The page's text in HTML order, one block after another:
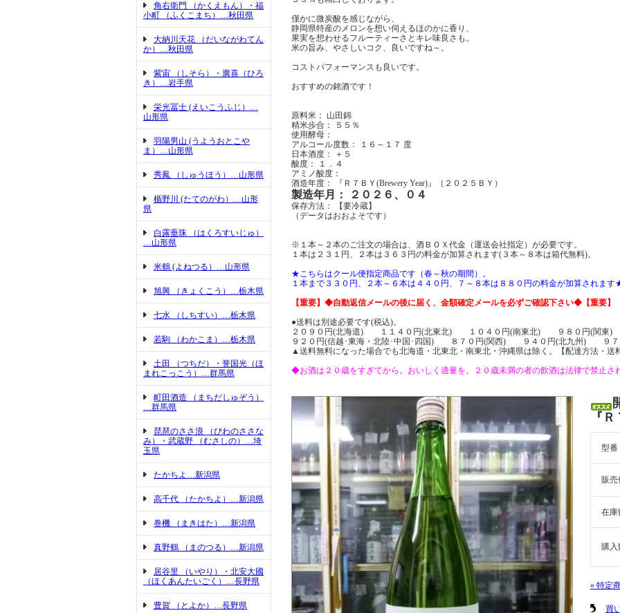
角右衛門 （かくえもん）・福
小町 （ふくこまち）…秋田県
大納川天花 （だいながわてん
か）…秋田県
紫宙 （しそら）・廣喜（ひろ
き）…岩手県
栄光冨士 (えいこうふじ）…
山形県
羽陽男山 (うようおとこや
ま）…山形県
秀鳳 （しゅうほう）…山形県
楯野川 (たてのがわ）…山形
県
白露垂珠 （はくろすいじゅ）
…山形県
米鶴 (よねつる）…山形県
旭興 （きょくこう）…栃木県
七水 （しちすい）…栃木県
若駒 （わかこま）…栃木県
土田 （つちだ）・誉国光（ほ
まれこっこう）…群馬県
町田酒造 （まちだしゅぞう）
…群馬県
琵琶のささ浪 （びわのささな
み）・武蔵野 （むさしの）…埼
玉県
たかちよ…新潟県
高千代 （たかちよ）…新潟県
巻機 （まきはた）…新潟県
真野鶴 （まのつる）…新潟県
居谷里 （いやり）・北安大國
（ほくあんたいごく）…長野県
豊賀 （とよか）…長野県
僅かに微炭酸を感じながら、
静岡県特産のメロンを想い伺えるほのかに香り、
果実を想わせるフルーティーさとキレ味良さも。
米の旨み、やさしいコク、良いですね～。
コストパフォーマンスも良いです。
おすすめの銘酒です！
原料米： 山田錦
精米歩合： ５５％
使用酵母：
アルコール度数： １６～１７ 度
日本酒度： ＋５
酸度： １．４
アミノ酸度：
酒造年度： 『Ｒ７ＢＹ(Brewery Year)』（２０２５ＢＹ）
製造年月： ２０２６、０４
保存方法： 【要冷蔵】
（データはおおよそです）
※１本～２本のご注文の場合は、酒ＢＯＸ代金（運送会社指定）が必要です。
１本は２３１円、２本は３６３円の料金が加算されます(３本～８本は箱代無料)。
★こちらはクール便指定商品です（春～秋の期間）。
１本まで３３０円、２本～６本は４４０円、７～８本は８８０円の料金が加算されます
【重要】◆自動返信メールの後に届く、金額確定メールを必ずご確認下さい◆【重要】
●送料は別途必要です(税込)。
２０９０円(北海道) １１４０円(北東北) １０４０円(南東北) ９８０円(関東)
９２０円(信越･東海・北陸･中国･四国) ８７０円(関西) ９４０円(北九州) ９
▲送料無料になった場合でも北海道・北東北・南東北・沖縄県は除く。【配達方法・送
◆お酒は２０歳をすぎてから。おいしく適量を。２０歳未満の者の飲酒は法律で禁止
『
型番
販売
在庫
購入
» 特定
買